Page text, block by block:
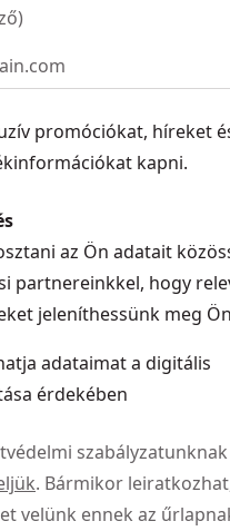
)
promóciókat, híreket
kapni.
az Ön adatait
partnereinkkel, hogy
jeleníthessünk meg
adataimat a digitális
érdekében
szabályzatunknak
. Bármikor
velünk ennek az